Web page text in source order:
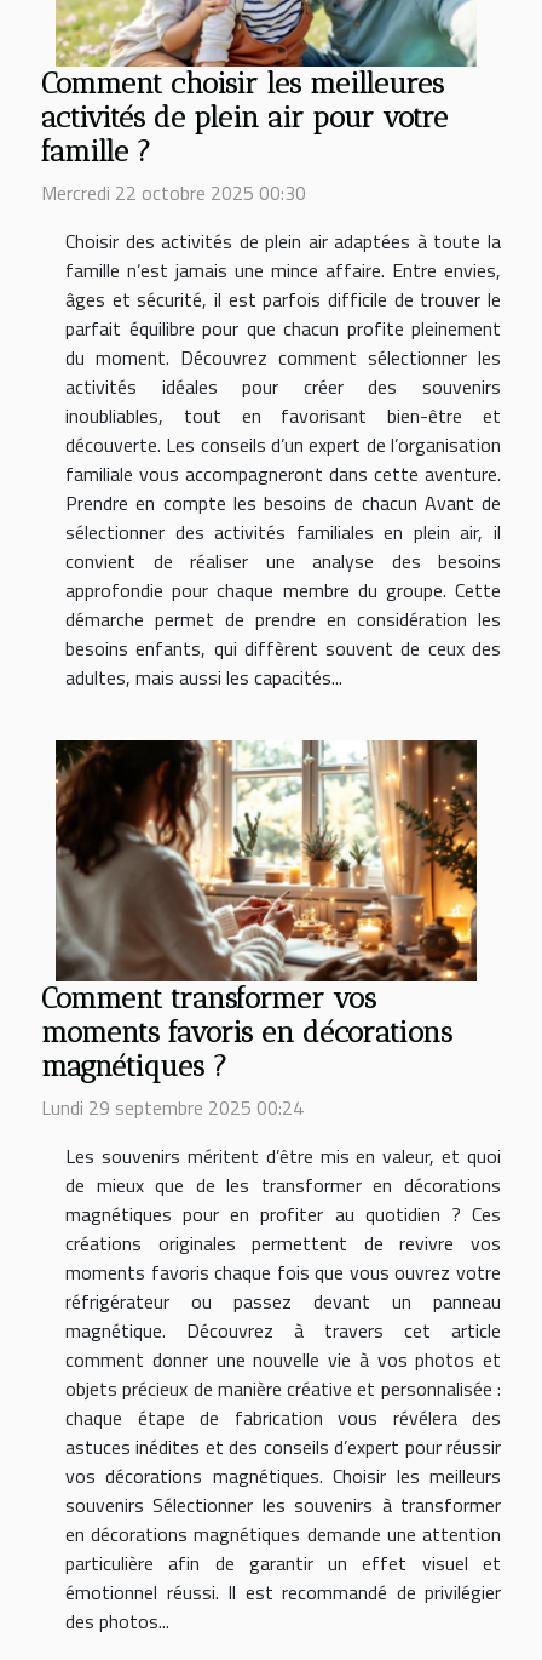
Comment choisir les meilleures
activités de plein air pour votre
famille ?
Mercredi 22 octobre 2025 00:30
Choisir des activités de plein air adaptées à toute la
famille n’est jamais une mince affaire. Entre envies,
âges et sécurité, il est parfois difficile de trouver le
parfait équilibre pour que chacun profite pleinement
du moment. Découvrez comment sélectionner les
activités idéales pour créer des souvenirs
inoubliables, tout en favorisant bien-être et
découverte. Les conseils d’un expert de l’organisation
familiale vous accompagneront dans cette aventure.
Prendre en compte les besoins de chacun Avant de
sélectionner des activités familiales en plein air, il
convient de réaliser une analyse des besoins
approfondie pour chaque membre du groupe. Cette
démarche permet de prendre en considération les
besoins enfants, qui diffèrent souvent de ceux des
adultes, mais aussi les capacités...
Comment transformer vos
moments favoris en décorations
magnétiques ?
Lundi 29 septembre 2025 00:24
Les souvenirs méritent d’être mis en valeur, et quoi
de mieux que de les transformer en décorations
magnétiques pour en profiter au quotidien ? Ces
créations originales permettent de revivre vos
moments favoris chaque fois que vous ouvrez votre
réfrigérateur ou passez devant un panneau
magnétique. Découvrez à travers cet article
comment donner une nouvelle vie à vos photos et
objets précieux de manière créative et personnalisée :
chaque étape de fabrication vous révélera des
astuces inédites et des conseils d’expert pour réussir
vos décorations magnétiques. Choisir les meilleurs
souvenirs Sélectionner les souvenirs à transformer
en décorations magnétiques demande une attention
particulière afin de garantir un effet visuel et
émotionnel réussi. Il est recommandé de privilégier
des photos...